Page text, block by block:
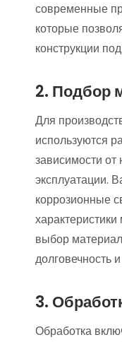
современные
которые
конструкции
2. Подбор
Для
используются
зависимости от
эксплуатации.
коррозионные
выбор
долговечность
3.
Обработка